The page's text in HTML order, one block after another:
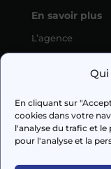
Qui
En cliquant sur
cookies dans votre
l'analyse du trafic et
pour l'analyse et la
En savoir plus
L’agence
 